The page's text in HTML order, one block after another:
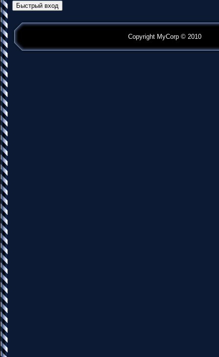
Copyright MyCorp © 2010